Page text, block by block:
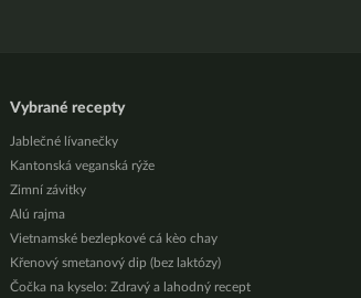
Vybrané recepty
Jablečné lívanečky
Kantonská veganská rýže
Zimní závitky
Alú rajma
Vietnamské bezlepkové cá kèo chay
Křenový smetanový dip (bez laktózy)
Čočka na kyselo: Zdravý a lahodný recept